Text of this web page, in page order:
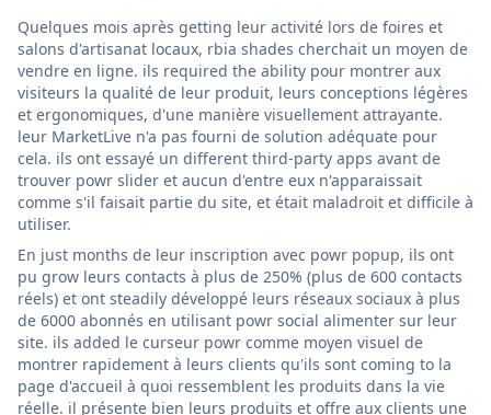
Quelques mois après getting leur activité lors de foires et
salons d'artisanat locaux, rbia shades cherchait un moyen de
vendre en ligne. ils required the ability pour montrer aux
visiteurs la qualité de leur produit, leurs conceptions légères
et ergonomiques, d'une manière visuellement attrayante.
leur MarketLive n'a pas fourni de solution adéquate pour
cela. ils ont essayé un different third-party apps avant de
trouver powr slider et aucun d'entre eux n'apparaissait
comme s'il faisait partie du site, et était maladroit et difficile à
utiliser.
En just months de leur inscription avec powr popup, ils ont
pu grow leurs contacts à plus de 250% (plus de 600 contacts
réels) et ont steadily développé leurs réseaux sociaux à plus
de 6000 abonnés en utilisant powr social alimenter sur leur
site. ils added le curseur powr comme moyen visuel de
montrer rapidement à leurs clients qu'ils sont coming to la
page d'accueil à quoi ressemblent les produits dans la vie
réelle. il présente bien leurs produits et offre aux clients une